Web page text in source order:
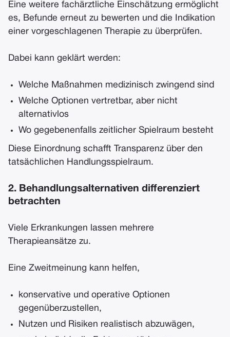
Eine weitere fachärztliche Einschätzung ermöglicht
es, Befunde erneut zu bewerten und die Indikation
einer vorgeschlagenen Therapie zu überprüfen.
Dabei kann geklärt werden:
Welche Maßnahmen medizinisch zwingend sind
Welche Optionen vertretbar, aber nicht
alternativlos
Wo gegebenenfalls zeitlicher Spielraum besteht
Diese Einordnung schafft Transparenz über den
tatsächlichen Handlungsspielraum.
2. Behandlungsalternativen differenziert
betrachten
Viele Erkrankungen lassen mehrere
Therapieansätze zu.
Eine Zweitmeinung kann helfen,
konservative und operative Optionen
gegenüberzustellen,
Nutzen und Risiken realistisch abzuwägen,